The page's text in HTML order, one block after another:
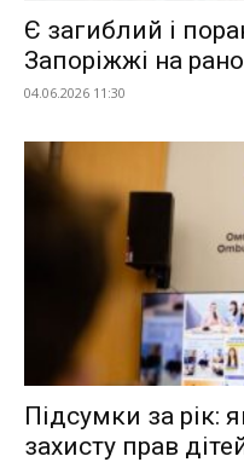
Є загиблий і
Запоріжжі на
04.06.2026 11:30
Підсумки за рік:
захисту прав